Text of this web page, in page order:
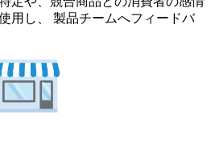
用し、 製品チームへフィードバ